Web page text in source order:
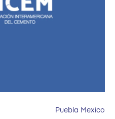
Puebla Mexico